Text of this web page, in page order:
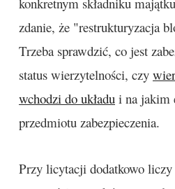
zdanie, że "restrukturyzacja
Trzeba sprawdzić, co jest
status wierzytelności, czy
wchodzi do układu i na jakim
przedmiotu zabezpieczenia.
Przy licytacji dodatkowo